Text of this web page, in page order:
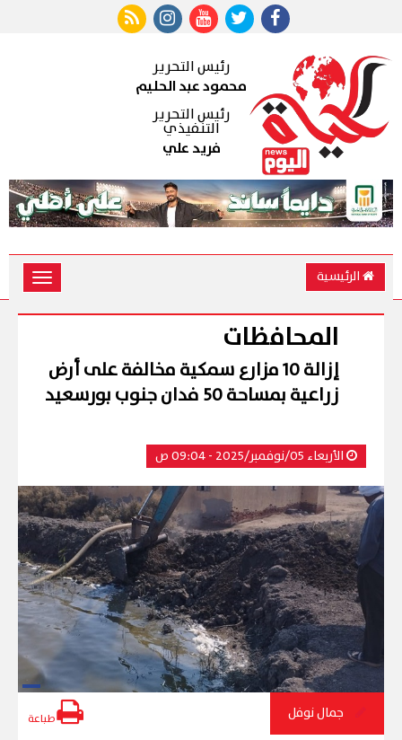
رئيس التحرير
محمود عبد الحليم
رئيس التحرير
التنفيذي
فريد علي
الرئيسية
Toggle
المحافظات
إزالة 10 مزارع سمكية مخالفة على أرض
زراعية بمساحة 50 فدان جنوب بورسعيد
الأربعاء 05/نوفمبر/2025 - 09:04 ص
جمال نوفل طباعة